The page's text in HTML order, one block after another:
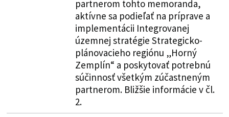
partnerom tohto memoranda,
aktívne sa podieľať na príprave a
implementácii Integrovanej
územnej stratégie Strategicko-
plánovacieho regiónu „Horný
Zemplín“ a poskytovať potrebnú
súčinnosť všetkým zúčastneným
partnerom. Bližšie informácie v čl.
2.